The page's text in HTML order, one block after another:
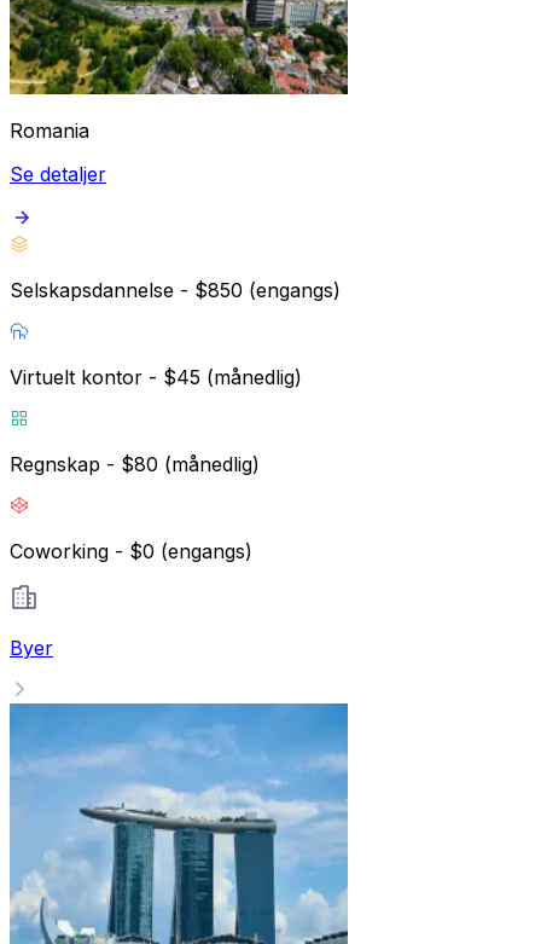
Romania
Se detaljer
Selskapsdannelse - $850 (engangs)
Virtuelt kontor - $45 (månedlig)
Regnskap - $80 (månedlig)
Coworking - $0 (engangs)
Byer